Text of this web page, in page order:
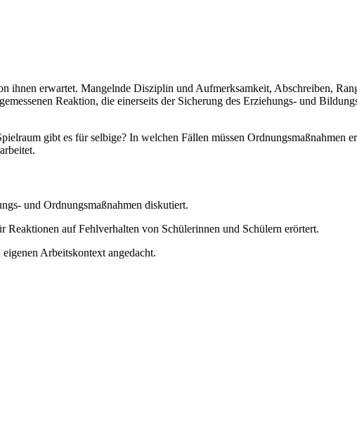
ihnen erwartet. Mangelnde Disziplin und Aufmerksamkeit, Abschreiben,
Reaktion, die einerseits der Sicherung des Erziehungs- und
gibt es für selbige? In welchen Fällen müssen Ordnungsmaßnahmen
und Ordnungsmaßnahmen diskutiert.
auf Fehlverhalten von Schülerinnen und Schülern erörtert.
Arbeitskontext angedacht.